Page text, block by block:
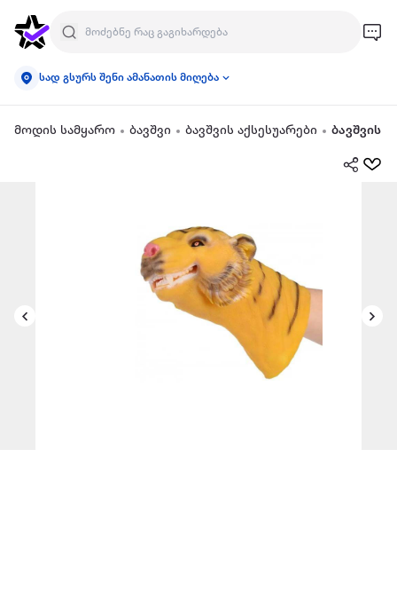
სად გსურს შენი ამანათის მიღება
მოდის სამყარო ბავშვი ბავშვის აქსესუარები ბავშვის